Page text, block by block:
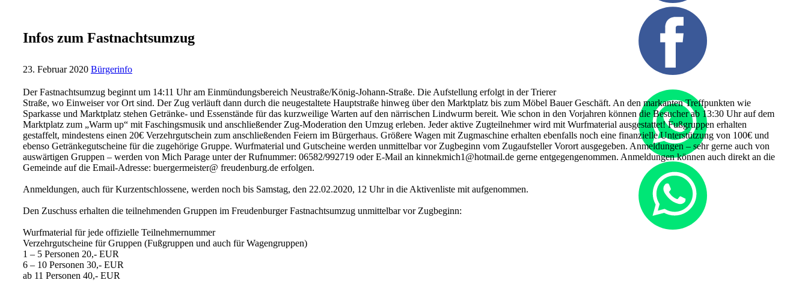
Infos zum Fastnachtsumzug
23. Februar 2020 Bürgerinfo
Der Fastnachtsumzug beginnt um 14:11 Uhr am Einmündungsbereich Neustraße/König-Johann-Straße. Die Aufstellung erfolgt in der Trierer
Straße, wo Einweiser vor Ort sind. Der Zug verläuft dann durch die neugestaltete Hauptstraße hinweg über den Marktplatz bis zum Möbel Bauer Geschäft. An den markanten Treffpunkten wie
Sparkasse und Marktplatz stehen Getränke- und Essenstände für das kurzweilige Warten auf den närrischen Lindwurm bereit. Wie schon in den Vorjahren können die Besucher ab 13:30 Uhr auf dem
Marktplatz zum „Warm up“ mit Faschingsmusik und anschließender Zug-Moderation den Umzug erleben. Jeder aktive Zugteilnehmer wird mit Wurfmaterial ausgestattet! Fußgruppen erhalten
gestaffelt, mindestens einen 20€ Verzehrgutschein zum anschließenden Feiern im Bürgerhaus. Größere Wagen mit Zugmaschine erhalten ebenfalls noch eine finanzielle Unterstützung von 100€ und
ebenso Getränkegutscheine für die zugehörige Gruppe. Wurfmaterial und Gutscheine werden unmittelbar vor Zugbeginn vom Zugaufsteller Vorort ausgegeben. Anmeldungen – sehr gerne auch von
auswärtigen Gruppen – werden von Mich Parage unter der Rufnummer: 06582/992719 oder E-Mail an kinnekmich1@hotmail.de gerne entgegengenommen. Anmeldungen können auch direkt an die
Gemeinde auf die Email-Adresse: buergermeister@ freudenburg.de erfolgen.
Anmeldungen, auch für Kurzentschlossene, werden noch bis Samstag, den 22.02.2020, 12 Uhr in die Aktivenliste mit aufgenommen.
Den Zuschuss erhalten die teilnehmenden Gruppen im Freudenburger Fastnachtsumzug unmittelbar vor Zugbeginn:
Wurfmaterial für jede offizielle Teilnehmernummer
Verzehrgutscheine für Gruppen (Fußgruppen und auch für Wagengruppen)
1 – 5 Personen 20,- EUR
6 – 10 Personen 30,- EUR
ab 11 Personen 40,- EUR